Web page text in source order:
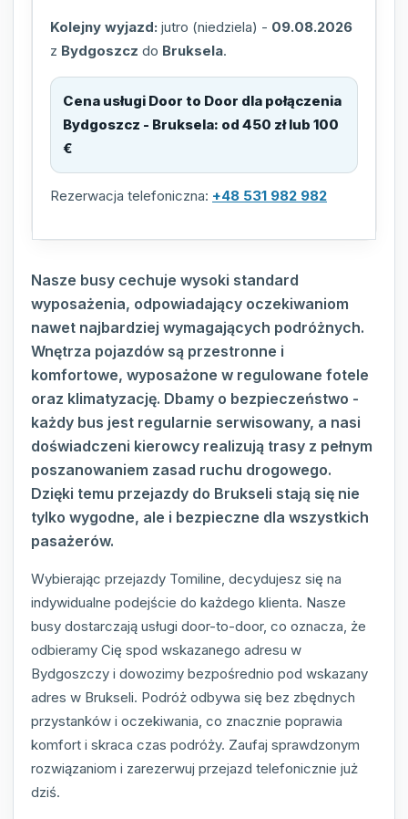
Kolejny wyjazd: jutro (niedziela) - 09.08.2026
z Bydgoszcz do Bruksela.
Cena usługi Door to Door dla połączenia
Bydgoszcz - Bruksela: od 450 zł lub 100
€
Rezerwacja telefoniczna: +48 531 982 982
Nasze busy cechuje wysoki standard
wyposażenia, odpowiadający oczekiwaniom
nawet najbardziej wymagających podróżnych.
Wnętrza pojazdów są przestronne i
komfortowe, wyposażone w regulowane fotele
oraz klimatyzację. Dbamy o bezpieczeństwo -
każdy bus jest regularnie serwisowany, a nasi
doświadczeni kierowcy realizują trasy z pełnym
poszanowaniem zasad ruchu drogowego.
Dzięki temu przejazdy do Brukseli stają się nie
tylko wygodne, ale i bezpieczne dla wszystkich
pasażerów.
Wybierając przejazdy Tomiline, decydujesz się na
indywidualne podejście do każdego klienta. Nasze
busy dostarczają usługi door-to-door, co oznacza, że
odbieramy Cię spod wskazanego adresu w
Bydgoszczy i dowozimy bezpośrednio pod wskazany
adres w Brukseli. Podróż odbywa się bez zbędnych
przystanków i oczekiwania, co znacznie poprawia
komfort i skraca czas podróży. Zaufaj sprawdzonym
rozwiązaniom i zarezerwuj przejazd telefonicznie już
dziś.